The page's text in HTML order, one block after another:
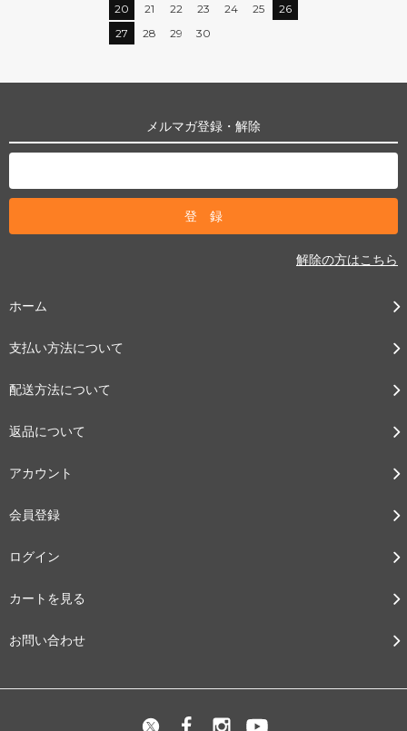
20
21 22 23 24 25
26
27
28 29 30
メルマガ登録・解除
解除の方はこちら
ホーム
支払い方法について
配送方法について
返品について
アカウント
会員登録
ログイン
カートを見る
お問い合わせ